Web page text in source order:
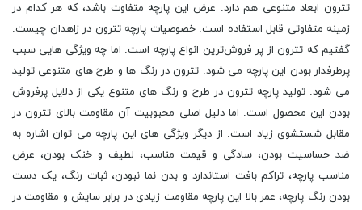
تترون ابعاد متنوعی هم دارد. عرض این پارچه متفاوت باشد، که هر کدام در
زمینه‌ متفاوتی قابل استفاده است. خصوصیات پارچه تترون در زاهدان چیست.
گفتیم که تترون از پر فروش‌ترین انواع پارچه است. اما چه ویژگی‌ هایی سبب
پرطرفدار بودن این پارچه می ‌شود. تترون در رنگ ‌ها و طرح ‌های متنوعی تولید
می ‌شود. تولید پارچه تترون در طرح و رنگ‌ های متنوع یکی از دلایل پرفروش
بودن این محصول است. اما دلیل اصلی محبوبیت آن مقاومت بالای تترون در
مقابل شستشوی زیاد است. از دیگر ویژگی‌ های این پارچه می ‌توان اشاره به
ضد حساسیت بودن، سادگی و قیمت مناسب، لطیف و خنک بودن، عرض
مناسب پارچه، تراکم بافت استاندارد و بدن نما نبودن، ثبات رنگ، یک دست
بودن رنگ پارچه، عمر بالا این پارچه مقاومت زیادی در برابر سایش و مقاومت در